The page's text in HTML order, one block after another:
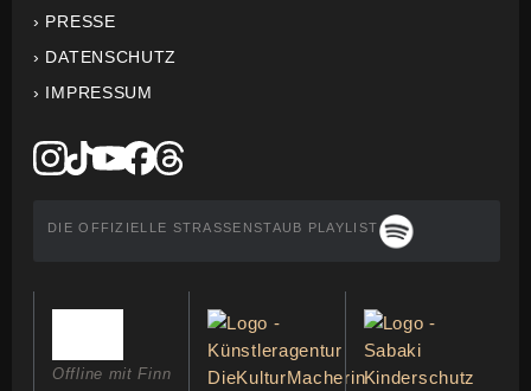
› PRESSE
› DATENSCHUTZ
› IMPRESSUM
DIE OFFIZIELLE STRASSENSTAUB PLAYLIST
Offline mit Finn